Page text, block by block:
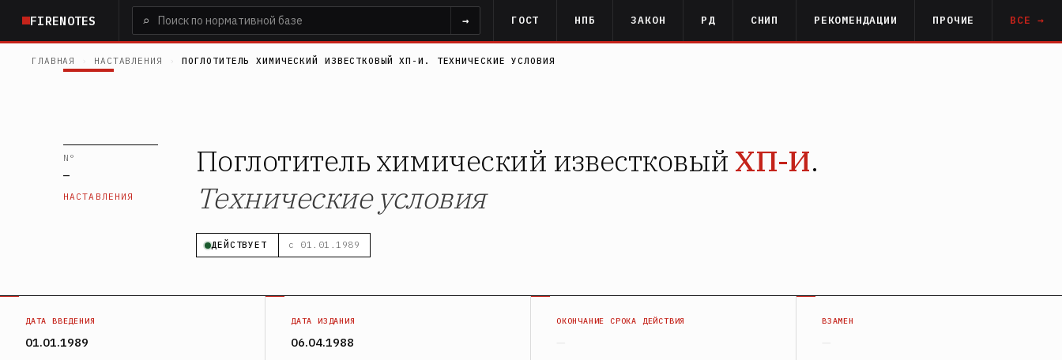
основному
содержанию
FIRENOTES ⌕ → ГОСТ НПБ ЗАКОН РД СНИП РЕКОМЕНДАЦИИ ПРОЧИЕ ВСЕ →
ГЛАВНАЯ НАСТАВЛЕНИЯ ПОГЛОТИТЕЛЬ ХИМИЧЕСКИЙ ИЗВЕСТКОВЫЙ ХП-И. ТЕХНИЧЕСКИЕ УСЛОВИЯ
N°
—
НАСТАВЛЕНИЯ
Поглотитель химический известковый ХП-И.
Технические условия
ДЕЙСТВУЕТ с 01.01.1989
ДАТА ВВЕДЕНИЯ
01.01.1989
ДАТА ИЗДАНИЯ
06.04.1988
ОКОНЧАНИЕ СРОКА ДЕЙСТВИЯ
—
ВЗАМЕН
—